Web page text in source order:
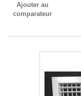
Ajouter au
comparateur